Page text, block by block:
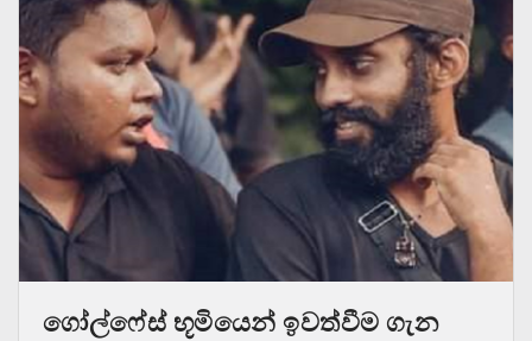
ගෝල්ෆේස් භූමියෙන් ඉවත්වීම ගැන